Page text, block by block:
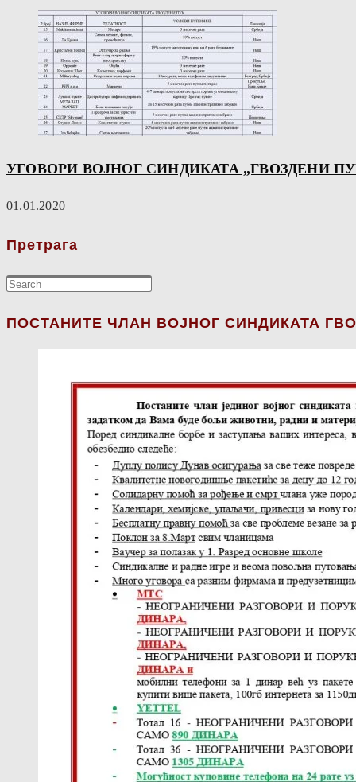
УГОВОРИ ВОЈНОГ СИНДИКАТА „ГВОЗДЕНИ
01.01.2020
Претрага
ПОСТАНИТЕ ЧЛАН ВОЈНОГ СИНДИКАТА